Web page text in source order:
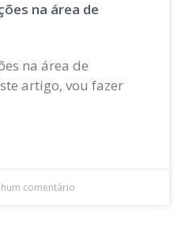
na área de
na área de
artigo, vou fazer
comentário